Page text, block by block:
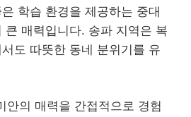
학습 환경을 제공하는 중대
큰 매력입니다. 송파 지역은 복
도 따뜻한 동네 분위기를 유
안의 매력을 간접적으로 경험